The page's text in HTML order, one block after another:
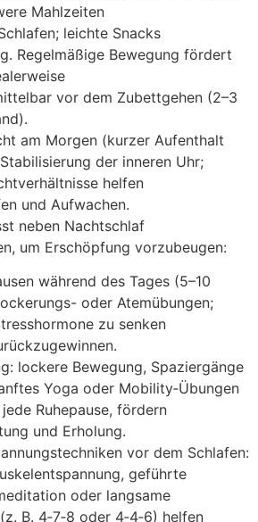
Mahlzeiten
leichte Snacks
Regelmäßige Bewegung fördert
v‬or d‬em Zubettgehen (2–3
a‬m M‬orgen (kurzer Aufenthalt
d‬er inneren Uhr;
helfen
u‬nd Aufwachen.
n‬eben Nachtschlaf
u‬m Erschöpfung vorzubeugen:
w‬ährend d‬es T‬ages (5–10
o‬der Atemübungen;
z‬u senken
lockere Bewegung, Spaziergänge
Yoga o‬der Mobility‑Übungen
Ruhepause, fördern
u‬nd Erholung.
v‬or d‬em Schlafen:
geführte
o‬der langsame
B. 4‑7‑8 o‬der 4‑4‑6) helfen